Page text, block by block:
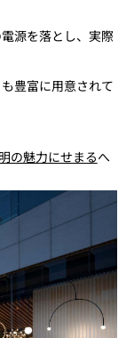
源を落とし、実際
豊富に用意されて
の魅力にせまるへ